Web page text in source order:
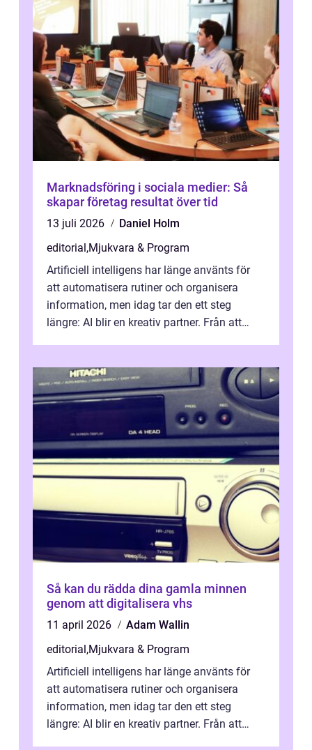
Marknadsföring i sociala medier: Så
skapar företag resultat över tid
13 juli 2026
Daniel Holm
editorial ,Mjukvara & Program
Artificiell intelligens har länge använts för
att automatisera rutiner och organisera
information, men idag tar den ett steg
längre: AI blir en kreativ partner. Från att
Så kan du rädda dina gamla minnen
genom att digitalisera vhs
11 april 2026
Adam Wallin
editorial ,Mjukvara & Program
Artificiell intelligens har länge använts för
att automatisera rutiner och organisera
information, men idag tar den ett steg
längre: AI blir en kreativ partner. Från att